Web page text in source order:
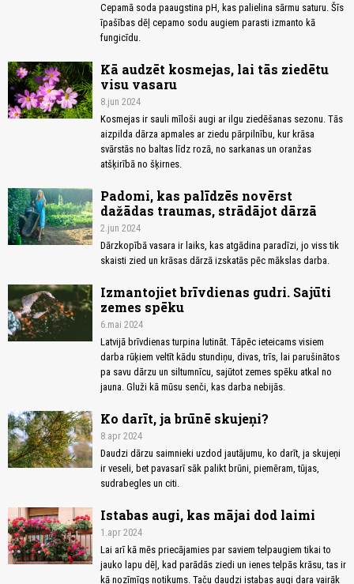
Cepamā soda paaugstina pH, kas palielina sārmu saturu. Šīs
īpašības dēļ cepamo sodu augiem parasti izmanto kā
fungicīdu.
Kā audzēt kosmejas, lai tās ziedētu
visu vasaru
8.jun 2024
Kosmejas ir sauli mīloši augi ar ilgu ziedēšanas sezonu. Tās
aizpilda dārza apmales ar ziedu pārpilnību, kur krāsa
svārstās no baltas līdz rozā, no sarkanas un oranžas
atšķirībā no šķirnes.
Padomi, kas palīdzēs novērst
dažādas traumas, strādājot dārzā
2.jun 2024
Dārzkopībā vasara ir laiks, kas atgādina paradīzi, jo viss tik
skaisti zied un krāsas dārzā izskatās pēc mākslas darba.
Izmantojiet brīvdienas gudri. Sajūti
zemes spēku
6.mai 2024
Latvijā brīvdienas turpina lutināt. Tāpēc ieteicams visiem
darba rūķiem veltīt kādu stundiņu, divas, trīs, lai parušinātos
pa savu dārzu un siltumnīcu, sajūtot zemes spēku atkal no
jauna. Gluži kā mūsu senči, kas darba nebijās.
Ko darīt, ja brūnē skujeņi?
8.apr 2024
Daudzi dārzu saimnieki uzdod jautājumu, ko darīt, ja skujeņi
ir veseli, bet pavasarī sāk palikt brūni, piemēram, tūjas,
sudrabegles un citi.
Istabas augi, kas mājai dod laimi
1.apr 2024
Lai arī kā mēs priecājamies par saviem telpaugiem tikai to
jauko lapu dēļ, kad parādās ziedi un ienes telpās krāsu, tas ir
kā nozīmīgs notikums. Taču daudzi istabas augi dara vairāk